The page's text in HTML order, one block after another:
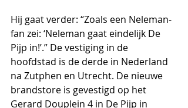
Hij gaat verder: “Zoals een Neleman-
fan zei: ‘Neleman gaat eindelijk De
Pijp in!’.” De vestiging in de
hoofdstad is de derde in Nederland
na Zutphen en Utrecht. De nieuwe
brandstore is gevestigd op het
Gerard Douplein 4 in De Pijp in